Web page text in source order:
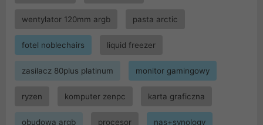
wentylator 120mm argb pasta arctic
fotel noblechairs liquid freezer
zasilacz 80plus platinum monitor gamingowy
ryzen komputer zenpc karta graficzna
obudowa argb procesor nas+synology